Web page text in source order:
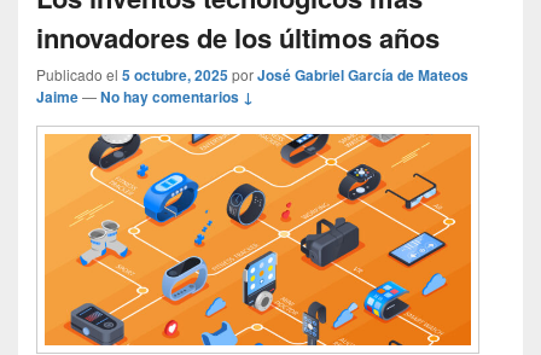
innovadores de los últimos años
Publicado el 5 octubre, 2025porJosé Gabriel García de Mateos
Jaime—No hay comentarios ↓